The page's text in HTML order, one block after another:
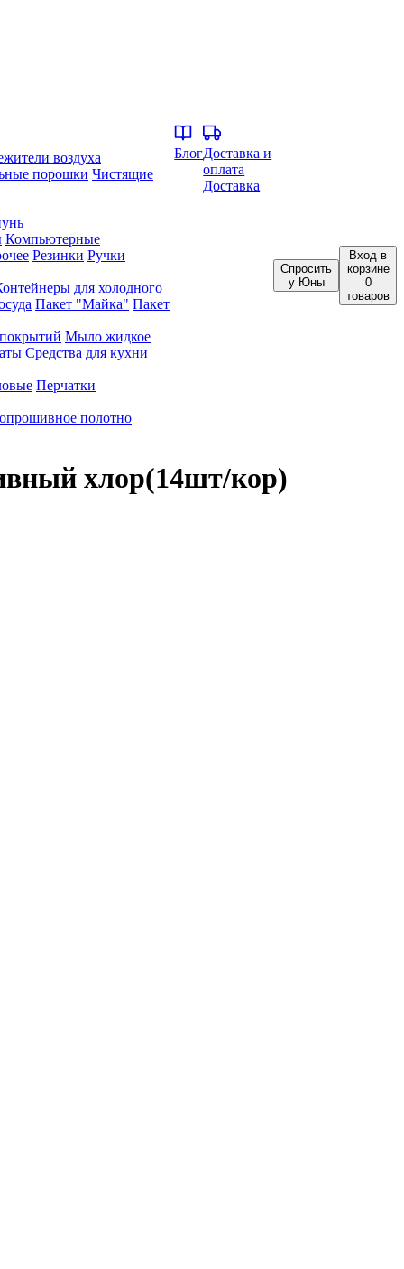
воздуха
порошки Чистящие
Компьютерные
Резинки Ручки
для холодного
Пакет "Майка" Пакет
Мыло жидкое
Средства для кухни
Перчатки
полотно
БлогДоставка и
оплата
Доставка
Спросить
у Юны
Вход в
корзине
0
товаров
хлор(14шт/кор)